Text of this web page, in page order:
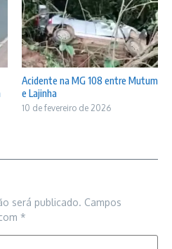
Acidente na MG 108 entre Mutum
e Lajinha
10 de fevereiro de 2026
será publicado. Campos
*